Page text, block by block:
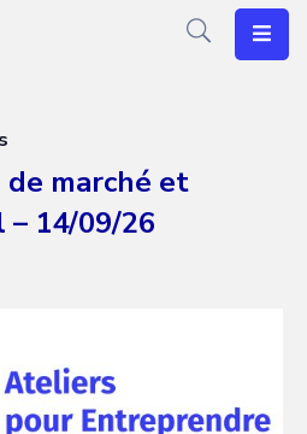
marché et
– 14/09/26